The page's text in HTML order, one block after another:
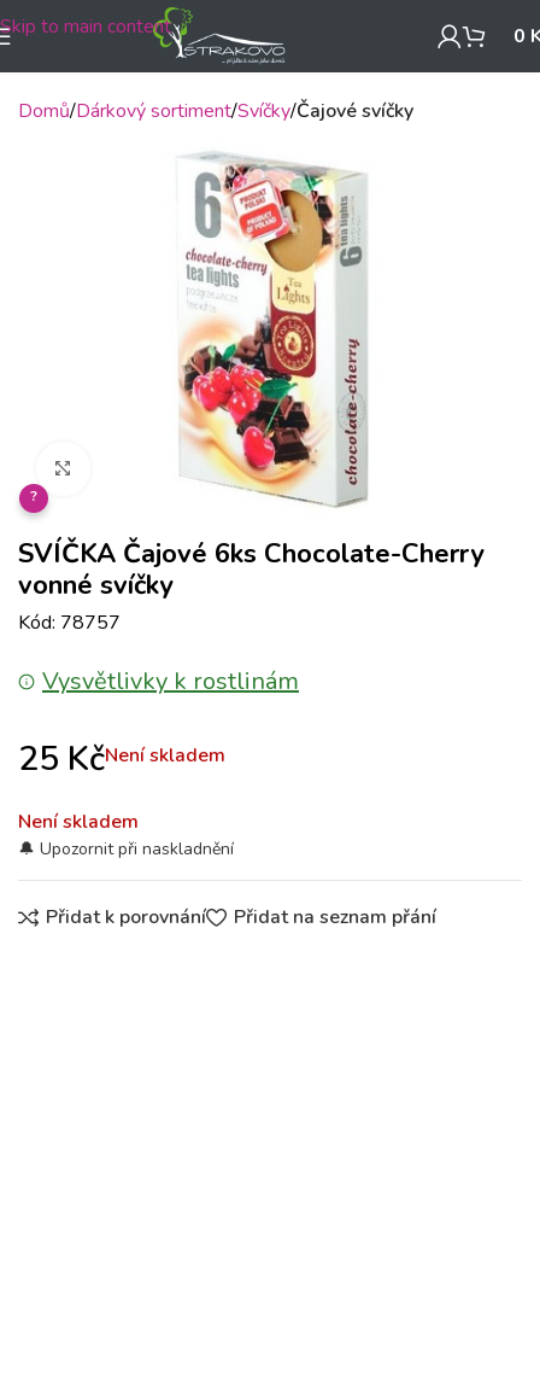
Skip to main content 0
Domů Dárkový sortiment Svíčky Čajové svíčky
Klikněte pro zvětšení
?
SVÍČKA Čajové 6ks Chocolate-Cherry
vonné svíčky
Kód: 78757
Vysvětlivky k rostlinám
25 KčNení skladem
Není skladem
Přidat k porovnání Přidat na seznam přání